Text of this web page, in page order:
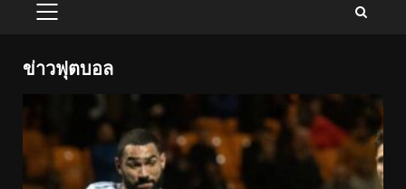
PRIMARY
ข่าวฟุตบอล